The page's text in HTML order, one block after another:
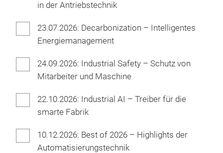
in der Antriebstechnik
23.07.2026: Decarbonization – Intelligentes
Energiemanagement
24.09.2026: Industrial Safety – Schutz von
Mitarbeiter und Maschine
22.10.2026: Industrial AI – Treiber für die
smarte Fabrik
10.12.2026: Best of 2026 – Highlights der
Automatisierungstechnik